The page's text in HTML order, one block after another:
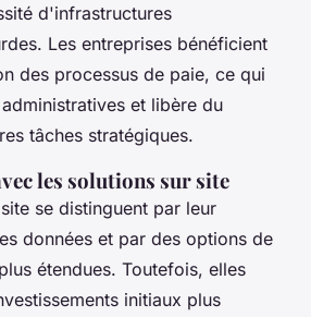
d'infrastructures
Les entreprises bénéficient
des processus de paie, ce qui
et libère du
tâches stratégiques.
les solutions sur site
se distinguent par leur
données et par des options de
étendues. Toutefois, elles
initiaux plus